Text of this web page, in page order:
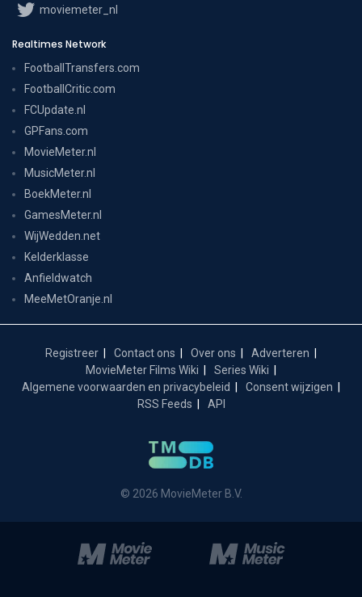
moviemeter_nl
Realtimes Network
FootballTransfers.com
FootballCritic.com
FCUpdate.nl
GPFans.com
MovieMeter.nl
MusicMeter.nl
BoekMeter.nl
GamesMeter.nl
WijWedden.net
Kelderklasse
Anfieldwatch
MeeMetOranje.nl
Registreer Contact ons Over ons
Adverteren
MovieMeter Films Wiki
Series Wiki
Algemene voorwaarden en privacybeleid
Consent wijzigen
RSS Feeds
API
© 2026 MovieMeter B.V.